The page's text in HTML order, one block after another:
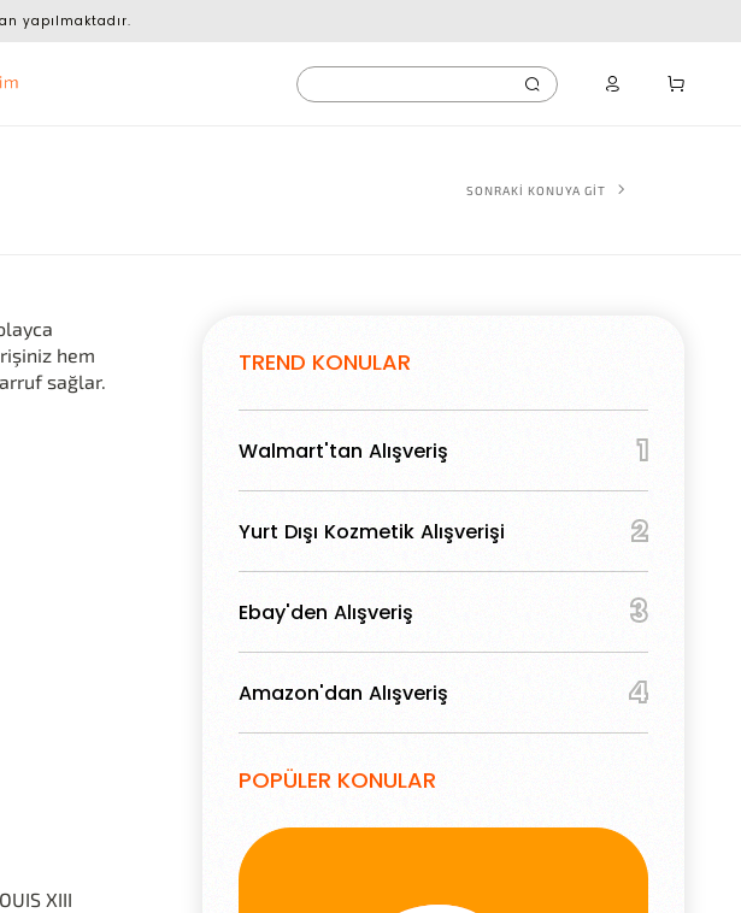
yapılmaktadır.
SONRAKİ KONUYA GİT
hem
sağlar.
XIII
TREND KONULAR
Walmart'tan Alışveriş 1
Yurt Dışı Kozmetik Alışverişi 2
Ebay'den Alışveriş 3
Amazon'dan Alışveriş 4
POPÜLER KONULAR